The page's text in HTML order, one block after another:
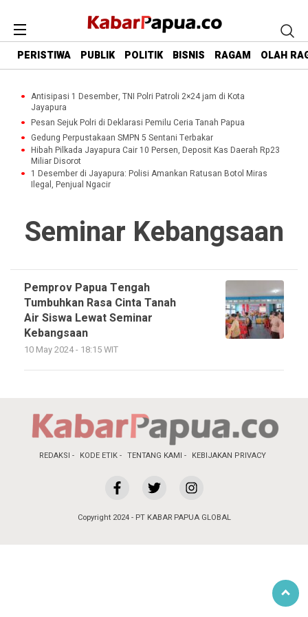
PERISTIWA PUBLIK POLITIK BISNIS RAGAM OLAH
Antisipasi 1 Desember, TNI Polri Patroli 2×24 jam di Kota
Jayapura
Pesan Sejuk Polri di Deklarasi Pemilu Ceria Tanah Papua
Gedung Perpustakaan SMPN 5 Sentani Terbakar
Hibah Pilkada Jayapura Cair 10 Persen, Deposit Kas Daerah Rp23
Miliar Disorot
1 Desember di Jayapura: Polisi Amankan Ratusan Botol Miras
Ilegal, Penjual Ngacir
Seminar Kebangsaan
Pemprov Papua Tengah
Tumbuhkan Rasa Cinta Tanah
Air Siswa Lewat Seminar
Kebangsaan
10 May 2024 - 18:15 WIT
REDAKSI KODE ETIK TENTANG KAMI KEBIJAKAN PRIVACY
Copyright 2024 - PT KABAR PAPUA GLOBAL